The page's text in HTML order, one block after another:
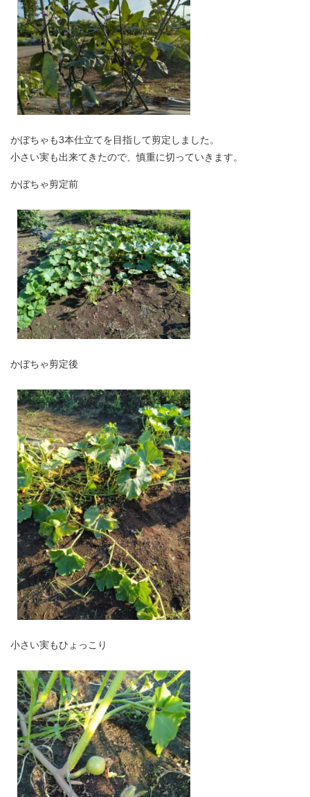
かぼちゃも3本仕立てを目指して剪定しました。
小さい実も出来てきたので、慎重に切っていきます。
かぼちゃ剪定前
かぼちゃ剪定後
小さい実もひょっこり